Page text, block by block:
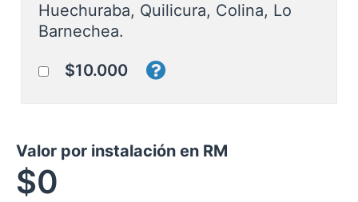
Huechuraba, Quilicura, Colina, Lo
Barnechea.
$10.000
Valor por instalación en RM
$0